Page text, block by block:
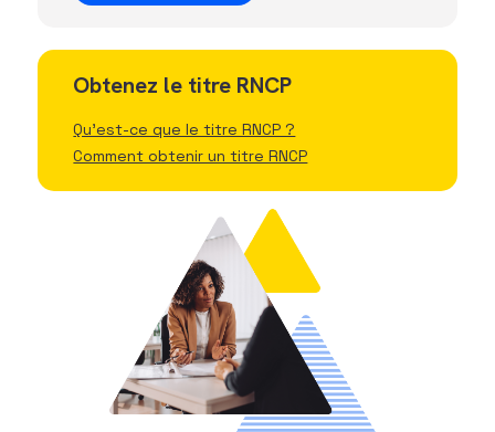
Obtenez le titre RNCP
Qu'est-ce que le titre RNCP ?
Comment obtenir un titre RNCP